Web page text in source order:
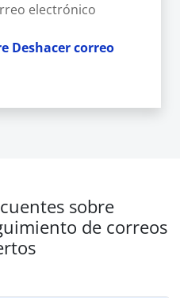
electrónico
Deshacer correo
sobre
de correos